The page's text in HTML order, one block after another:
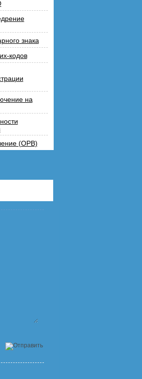
знака
кодов
на
(ОРВ)